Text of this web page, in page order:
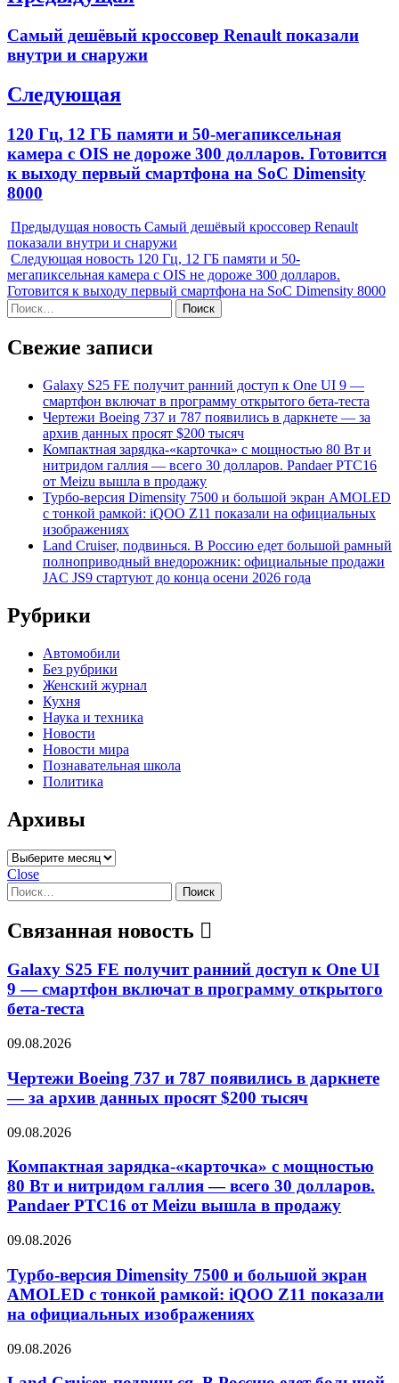
записям
Previous
Самый дешёвый кроссовер Renault показали
внутри и снаружи
Следующая
Next
120 Гц, 12 ГБ памяти и 50-мегапиксельная
камера с OIS не дороже 300 долларов. Готовится
к выходу первый смартфона на SoC Dimensity
8000
Предыдущая новость Самый дешёвый кроссовер Renault
показали внутри и снаружи
Следующая новость 120 Гц, 12 ГБ памяти и 50-
мегапиксельная камера с OIS не дороже 300 долларов.
Готовится к выходу первый смартфона на SoC Dimensity 8000
Найти:
Свежие записи
Galaxy S25 FE получит ранний доступ к One UI 9 —
смартфон включат в программу открытого бета-теста
Чертежи Boeing 737 и 787 появились в даркнете — за
архив данных просят $200 тысяч
Компактная зарядка-«карточка» с мощностью 80 Вт и
нитридом галлия — всего 30 долларов. Pandaer PTC16
от Meizu вышла в продажу
Турбо-версия Dimensity 7500 и большой экран AMOLED
с тонкой рамкой: iQOO Z11 показали на официальных
изображениях
Land Cruiser, подвинься. В Россию едет большой рамный
полноприводный внедорожник: официальные продажи
JAC JS9 стартуют до конца осени 2026 года
Рубрики
Автомобили
Без рубрики
Женский журнал
Кухня
Наука и техника
Новости
Новости мира
Познавательная школа
Политика
Архивы
Архивы
Close
Найти:
Связанная новость
Galaxy S25 FE получит ранний доступ к One UI
9 — смартфон включат в программу открытого
бета-теста
09.08.2026
Чертежи Boeing 737 и 787 появились в даркнете
— за архив данных просят $200 тысяч
09.08.2026
Компактная зарядка-«карточка» с мощностью
80 Вт и нитридом галлия — всего 30 долларов.
Pandaer PTC16 от Meizu вышла в продажу
09.08.2026
Турбо-версия Dimensity 7500 и большой экран
AMOLED с тонкой рамкой: iQOO Z11 показали
на официальных изображениях
09.08.2026